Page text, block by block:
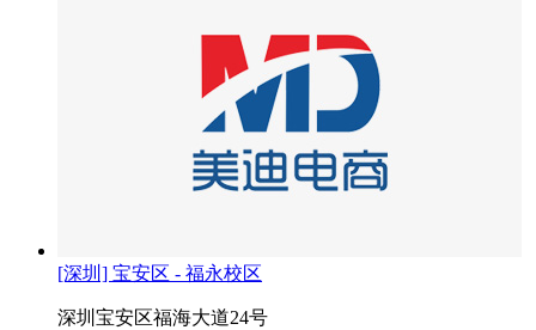
[深圳] 宝安区 - 福永校区
深圳宝安区福海大道24号